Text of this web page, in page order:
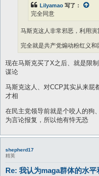
Lilyamao 写了：
完全同意
马斯克这人非常邪恶，利用
完全就是共产党煽动粉红义和
现在马斯克买了X之后、就是限
谋论
马斯克这人、对CCP其实从来屁
才相
在民主党领导前就是个咬人的狗
为言论报复，所以他有恃无恐
shepherd17
精英
Re: 我认为maga群体的水